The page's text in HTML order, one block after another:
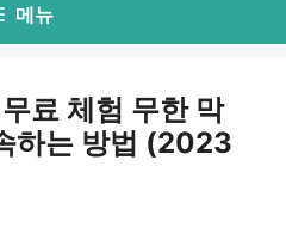
메뉴
료 체험 무한 막
하는 방법 (2023